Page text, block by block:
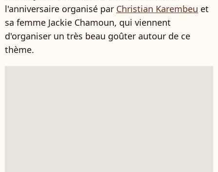
l'anniversaire organisé par Christian Karembeu et
sa femme Jackie Chamoun, qui viennent
d'organiser un très beau goûter autour de ce
thème.